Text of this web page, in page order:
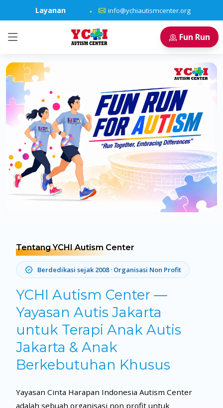
Layanan info@ychiautismcenter.org
Fun Run
Tentang YCHI Autism Center
Berdedikasi sejak 2008 · Organisasi Non Profit
YCHI Autism Center —
Yayasan Autis Jakarta
untuk Terapi Anak Autis
Jakarta & Anak
Berkebutuhan Khusus
Yayasan Cinta Harapan Indonesia Autism Center
adalah sebuah organisasi non profit untuk